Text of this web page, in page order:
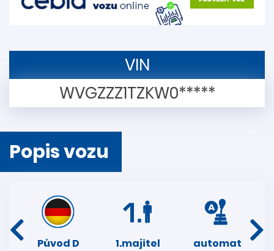
VIN
WVGZZZ1TZKW0*****
Popis vozu
Původ D 1.majitel automat